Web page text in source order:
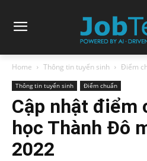
Home Thông tin tuyển sinh Điểm
Thông tin tuyển sinh Điểm chuẩn
Cập nhật điểm
học Thành Đô
2022